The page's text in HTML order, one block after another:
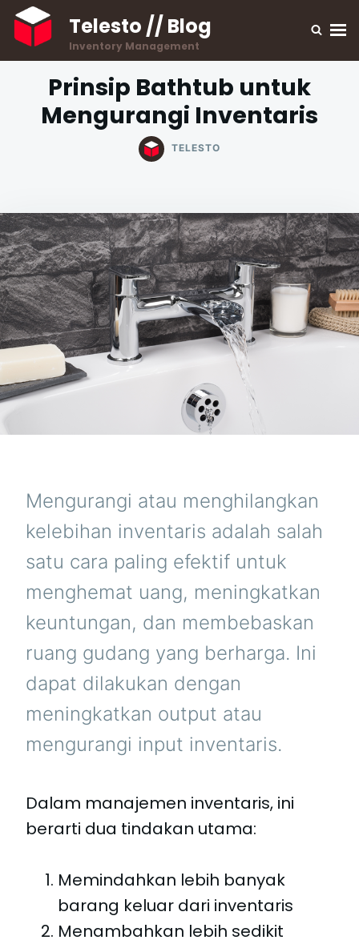
Skip
to
content
Search
for:
Telesto // Blog
Inventory Management
Prinsip Bathtub untuk
Mengurangi Inventaris
TELESTO
Mengurangi atau menghilangkan
kelebihan inventaris adalah salah
satu cara paling efektif untuk
menghemat uang, meningkatkan
keuntungan, dan membebaskan
ruang gudang yang berharga. Ini
dapat dilakukan dengan
meningkatkan output atau
mengurangi input inventaris.
Dalam manajemen inventaris, ini
berarti dua tindakan utama:
Memindahkan lebih banyak
barang keluar dari inventaris
Menambahkan lebih sedikit